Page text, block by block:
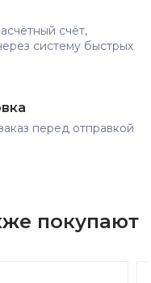
счёт,
систему быстрых
перед отправкой
покупают